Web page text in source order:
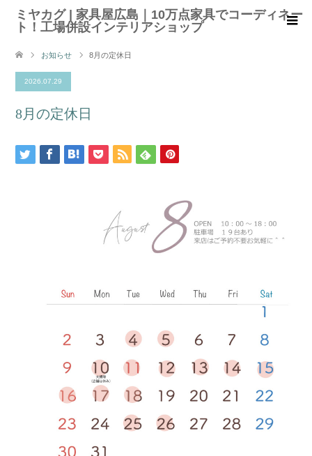
ミヤカグ | 家具屋広島｜10万点家具でコーディネー
ト！工場併設インテリアショップ
お知らせ 8月の定休日
2026.07.29
8月の定休日